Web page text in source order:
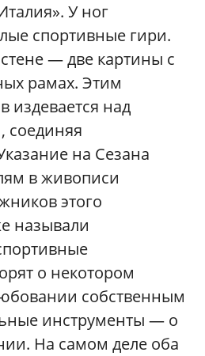
У ног
спортивные гири.
— две картины с
рамах. Этим
над
на Сезана
в живописи
этого
называли
о некотором
собственным
инструменты — о
На самом деле оба